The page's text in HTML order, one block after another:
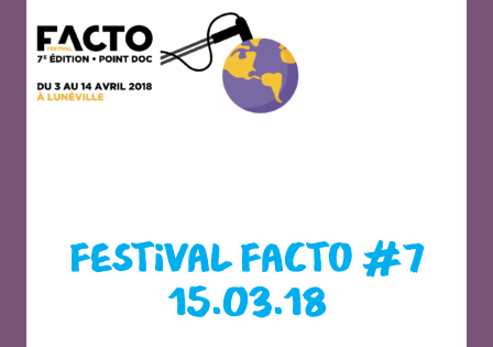
FESTIVAL FACTO #7
15.03.18